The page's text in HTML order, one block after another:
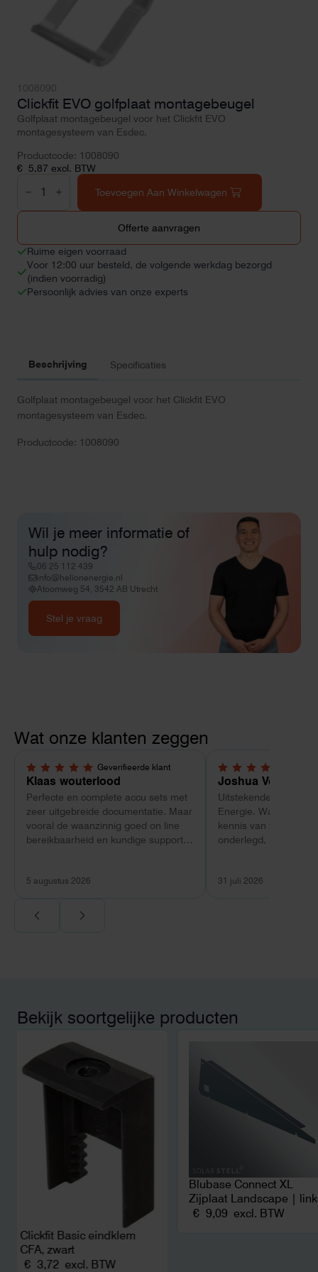
Clickfit EVO golfplaat montagebeugel
Golfplaat montagebeugel voor het Clickfit EVO
montagesysteem van Esdec.
Productcode: 1008090
€ 5,87 excl. BTW
EVO
montagebeugel
Toevoegen Aan Winkelwagen
Offerte aanvragen
Ruime eigen voorraad
Voor 12:00 uur besteld, de volgende werkdag bezorgd
(indien voorradig)
Persoonlijk advies van onze experts
Beschrijving Specificaties
Golfplaat montagebeugel voor het Clickfit EVO
montagesysteem van Esdec.
Productcode: 1008090
Wil je meer informatie of
hulp nodig?
06 25 112 439
info@helionenergie.nl
Atoomweg 54, 3542 AB Utrecht
Stel je vraag
Wat onze klanten zeggen
Geverifieerde klant
5,0 van 5 sterren
Klaas wouterlood
Perfecte en complete accu sets met
zeer uitgebreide documentatie. Maar
vooral de waanzinnig goed on line
bereikbaarheid en kundige support
5 augustus 2026
5,0 van 5 sterren
Joshua Verdonk
Uitstekende ervaring
Energie. Wat vooral
kennis van zaken:
onderlegd, heldere
Ook de nazorg is
noodstroom voor de
netcongestie.
31 juli 2026
Bekijk soortgelijke producten
Clickfit Basic eindklem
CFA, zwart
€ 3,72 excl. BTW
Blubase Connect XL
Zijplaat Landscape |
€ 9,09 excl. BTW